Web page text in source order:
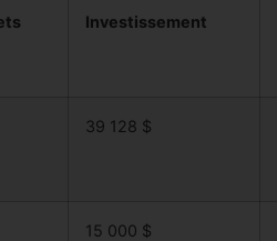
Investissement
39 128 $
15 000 $